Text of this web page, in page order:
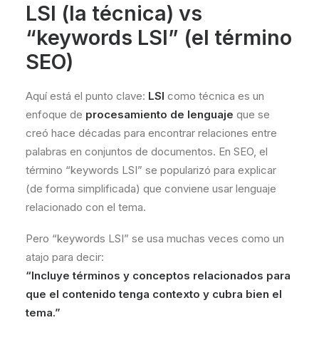
LSI (la técnica) vs
“keywords LSI” (el término
SEO)
Aquí está el punto clave: LSI como técnica es un
enfoque de procesamiento de lenguaje que se
creó hace décadas para encontrar relaciones entre
palabras en conjuntos de documentos. En SEO, el
término “keywords LSI” se popularizó para explicar
(de forma simplificada) que conviene usar lenguaje
relacionado con el tema.
Pero “keywords LSI” se usa muchas veces como un
atajo para decir:
“Incluye términos y conceptos relacionados para
que el contenido tenga contexto y cubra bien el
tema.”